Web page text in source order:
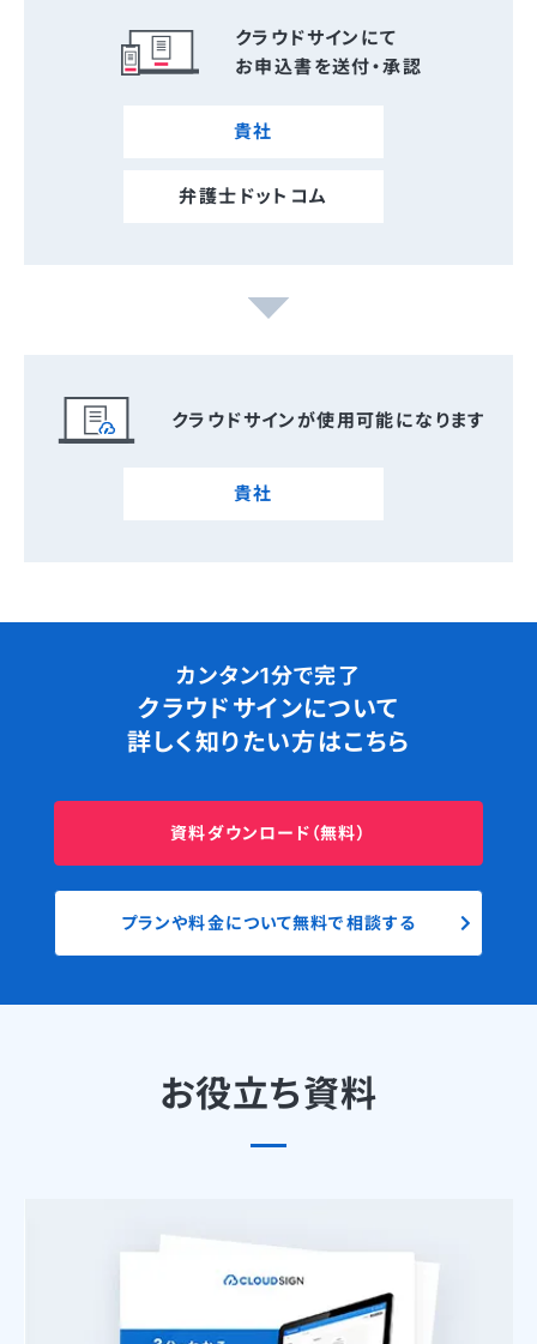
クラウドサインにて
お申込書を送付・承認
貴社
弁護士ドットコム
クラウドサインが使用可能になります
貴社
カンタン1分で完了
クラウドサインについて
詳しく知りたい方はこちら
資料ダウンロード（無料）
プランや料金について無料で相談する
お役立ち資料